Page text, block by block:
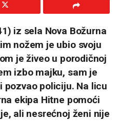
iz sela Nova Božurna
nožem je ubio svoju
je živeo u porodičnoj
izbo majku, sam je
pozvao policiju. Na licu
ekipa Hitne pomoći
ali nesrećnoj ženi nije